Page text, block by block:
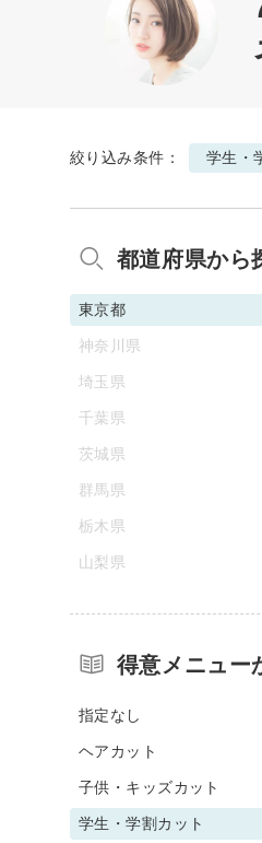
絞り込み条件： 学生・
都道府県から
東京都
神奈川県
埼玉県
千葉県
茨城県
群馬県
栃木県
山梨県
得意メニュー
指定なし
ヘアカット
子供・キッズカット
学生・学割カット